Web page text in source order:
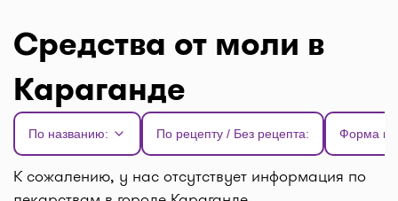
Средства от моли в
Караганде
По названию: По рецепту / Без рецепта: Форма
К сожалению, у нас отсутствует информация по